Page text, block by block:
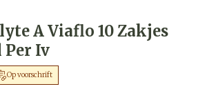
A Viaflo 10 Zakjes
Per Iv
Op voorschrift